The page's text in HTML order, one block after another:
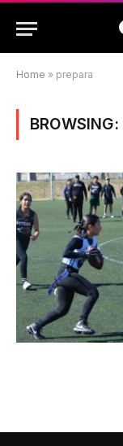
Home » prepara
BROWSING: